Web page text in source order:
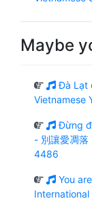
Maybe
Đà Lạt
Vietnamese
Đừng
- 別讓愛凋落 |
4486
You
International